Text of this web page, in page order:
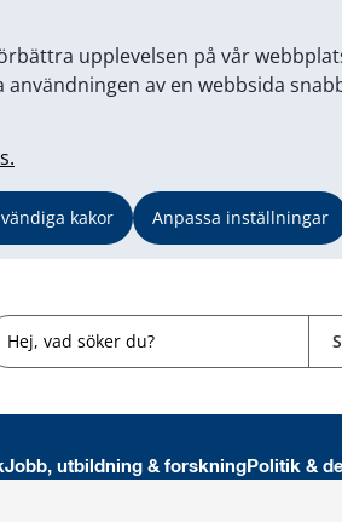
upplevelsen på vår
av en webbsida
kakor Anpassa inställningar
Jobb, utbildning & forskningPolitik &